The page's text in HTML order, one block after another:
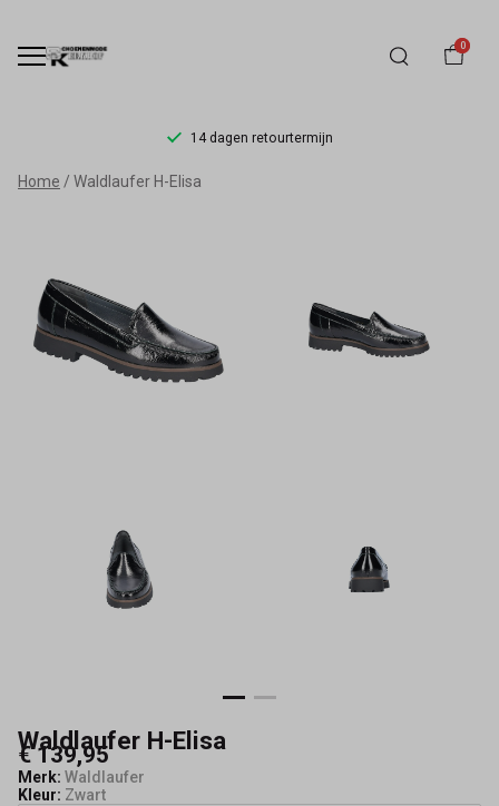
0
14 dagen retourtermijn
Waldlaufer
Elisa
Schoenmode
Home Waldlaufer H-Elisa
Waldlaufer H-Elisa
€ 139,95
Merk: Waldlaufer
Kleur: Zwart